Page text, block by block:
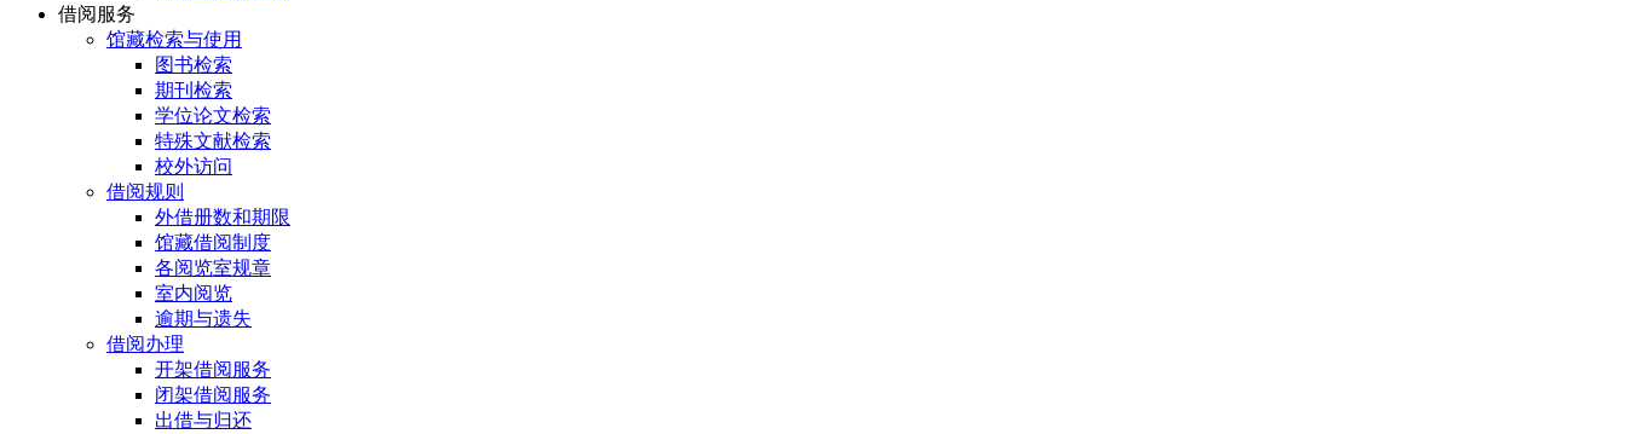
借阅服务
馆藏检索与使用
图书检索
期刊检索
学位论文检索
特殊文献检索
校外访问
借阅规则
外借册数和期限
馆藏借阅制度
各阅览室规章
室内阅览
逾期与遗失
借阅办理
开架借阅服务
闭架借阅服务
出借与归还